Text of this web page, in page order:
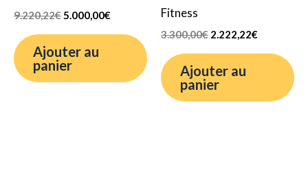
9.220,22€5.000,00€
Ajouter au
panier
Fitness
3.300,00€ 2.222,22€
Ajouter au
panier